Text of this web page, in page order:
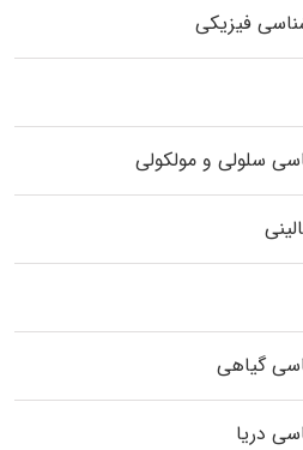
فیزیکی
سلولی و مولکولی
گیاهی
دریا